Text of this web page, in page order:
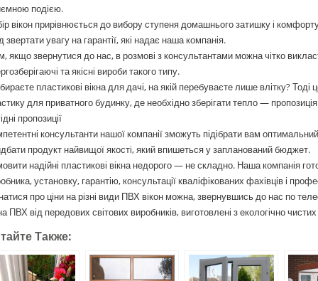
подією.
вікон прирівнюється до вибору ступеня домашнього затишку і
звертати увагу на гарантії, які надає наша компанія.
якщо звернутися до нас, в розмові з консультантами можна чітко
та якісні вироби такого типу.
пластикові вікна для дачі, на якій перебуваєте лише влітку? Тоді
для приватного будинку, де необхідно зберігати тепло —
пропозиції
консультанти нашої компанії зможуть підібрати вам
продукт найвищої якості, який впишеться у запланований бюджет.
надійні пластикові вікна недорого — не складно. Наша компанія
установку, гарантію, консультації кваліфікованих фахівців і
про ціни на різні види ПВХ вікон можна, звернувшись до нас по
ПВХ від передових світових виробників, виготовлені з екологічно
Также: